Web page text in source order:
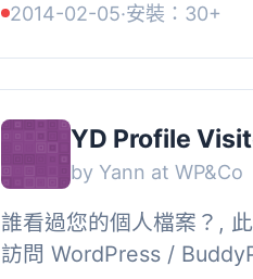
功能。, 還有 6 個強大的特
2014-02-05·安裝：30+
YD Profile
by Yann at WP&Co
誰看過您的個人檔案？,
訪問 WordPress /